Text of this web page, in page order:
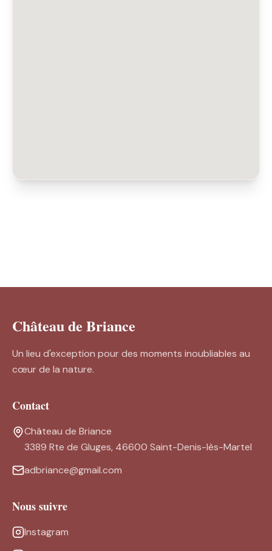
Château de Briance
Un lieu d'exception pour des moments inoubliables au
cœur de la nature.
Contact
Château de Briance
3389 Rte de Gluges, 46600 Saint-Denis-lès-Martel
adbriance@gmail.com
Nous suivre
Instagram